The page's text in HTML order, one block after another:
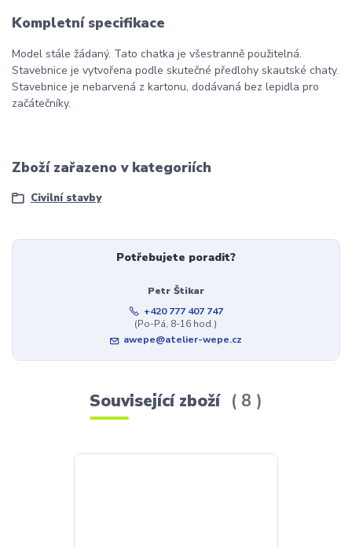
Kompletní specifikace
Model stále žádaný. Tato chatka je všestranně použitelná.
Stavebnice je vytvořena podle skutečné předlohy skautské chaty.
Stavebnice je nebarvená z kartonu, dodávaná bez lepidla pro
začátečníky.
Zboží zařazeno v kategoriích
Civilní stavby
Potřebujete poradit?
Petr Štikar
+420 777 407 747
(Po-Pá, 8-16 hod.)
awepe@atelier-wepe.cz
Související zboží 8